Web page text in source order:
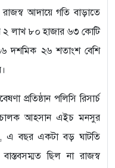
আদায়ে গতি বাড়াতে
২ লাখ ৮০ হাজার ৬৩ কোটি
দশমিক ২৬ শতাংশ বেশি
প্রতিষ্ঠান পলিসি রিসার্চ
আহসান এইচ মনসুর
এ বছর একটা বড় ঘাটতি
ছিল না রাজস্ব